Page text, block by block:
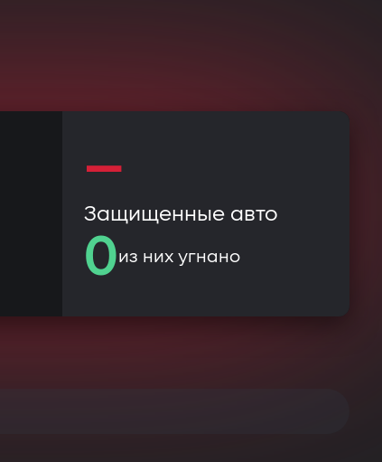
—
Защищенные авто
0из них угнано